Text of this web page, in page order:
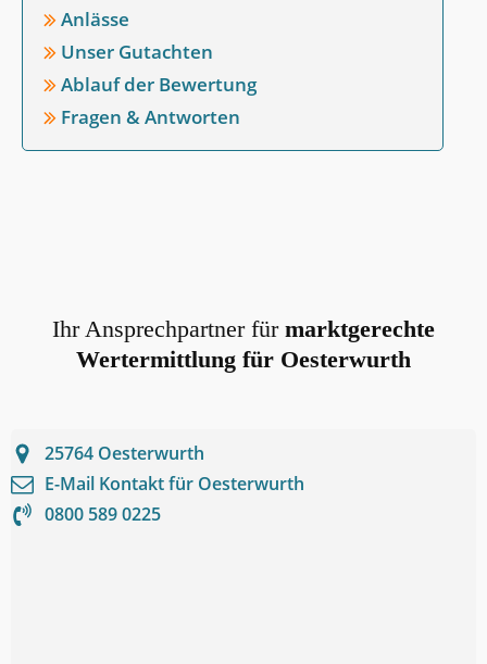
Anlässe
Unser Gutachten
Ablauf der Bewertung
Fragen & Antworten
Ihr Ansprechpartner fürmarktgerechte
Wertermittlung für Oesterwurth
25764 Oesterwurth
E-Mail Kontakt für Oesterwurth
0800 589 0225